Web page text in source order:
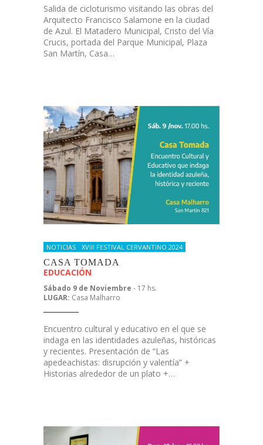
Salida de cicloturismo visitando las obras del
Arquitecto Francisco Salamone en la ciudad
de Azul. El Matadero Municipal, Cristo del Vía
Crucis, portada del Parque Municipal, Plaza
San Martín, Casa…
NOTICIAS XVIII FESTIVAL CERVANTINO 2024
CASA TOMADA
EDUCACIÓN
Sábado 9 de Noviembre - 17 hs.
LUGAR: Casa Malharro
Encuentro cultural y educativo en el que se
indaga en las identidades azuleñas, históricas
y recientes. Presentación de “Las
apedeachistas: disrupción y valentía” +
Historias alrededor de un plato +…